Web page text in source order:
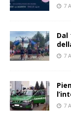
7
Dal
7
7